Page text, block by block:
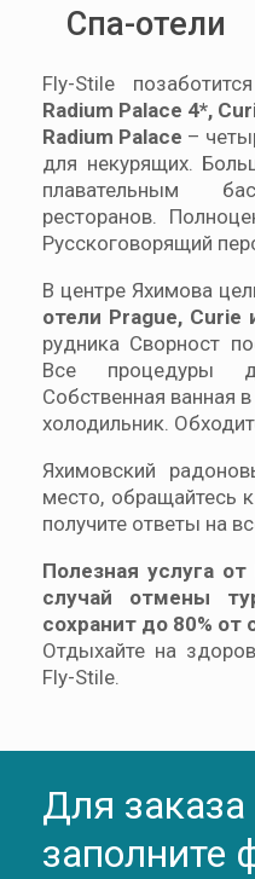
Cпа-отели
Fly-Stile
Radium Palace 4*,
Radium Palace –
для некурящих.
плавательным
ресторанов.
Русскоговорящий
В центре Яхимова
отели Prague, Curie
рудника Сворност
Все процедуры
Собственная ванная
холодильник.
Яхимовский
место, обращайтесь
получите ответы на
Полезная услуга
случай отмены
сохранит до 80% от
Отдыхайте на
Fly-Stile.
Для заказа
заполните